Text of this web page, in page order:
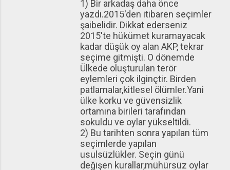
1) Bir arkadaş daha önce
yazdı.2015'den itibaren seçimler
şaibelidir. Dikkat ederseniz
2015'te hükümet kuramayacak
kadar düşük oy alan AKP, tekrar
seçime gitmişti. O dönemde
Ülkede oluşturulan terör
eylemleri çok ilginçtir. Birden
patlamalar,kitlesel ölümler.Yani
ülke korku ve güvensizlik
ortamına birileri tarafından
sokuldu ve oylar yükseltildi.
2) Bu tarihten sonra yapılan tüm
seçimlerde yapılan
usulsüzlükler. Seçin günü
değişen kurallar,mühürsüz oylar